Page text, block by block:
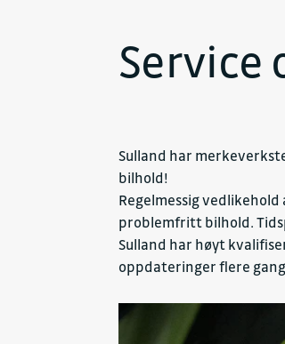
Service
Sulland har
bilhold!
Regelmessig
problemfritt bilhold.
Sulland har høyt
oppdateringer flere